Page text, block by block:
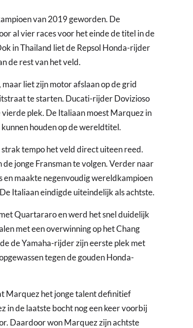
van 2019 geworden. De
al vier races voor het einde de titel in de
in Thailand liet de Repsol Honda-rijder
de rest van het veld.
liet zijn motor afslaan op de grid
te starten. Ducati-rijder Dovizioso
plek. De Italiaan moest Marquez in
houden op de wereldtitel.
tempo het veld direct uiteen reed.
jonge Fransman te volgen. Verder naar
maakte negenvoudig wereldkampioen
Italiaan eindigde uiteindelijk als achtste.
Quartararo en werd het snel duidelijk
met een overwinning op het Chang
de Yamaha-rijder zijn eerste plek met
tegen de gouden Honda-
Marquez het jonge talent definitief
in de laatste bocht nog een keer voorbij
Daardoor won Marquez zijn achtste